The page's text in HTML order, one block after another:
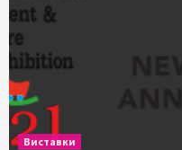
Виставки